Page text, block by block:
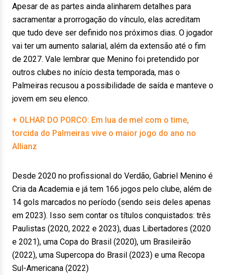
Apesar de as partes ainda alinharem detalhes para
sacramentar a prorrogação do vínculo, elas acreditam
que tudo deve ser definido nos próximos dias. O jogador
vai ter um aumento salarial, além da extensão até o fim
de 2027. Vale lembrar que Menino foi pretendido por
outros clubes no início desta temporada, mas o
Palmeiras recusou a possibilidade de saída e manteve o
jovem em seu elenco.
+ OLHAR DO PORCO: Em lua de mel com o time,
torcida do Palmeiras vive o maior jogo do ano no
Allianz
Desde 2020 no profissional do Verdão, Gabriel Menino é
Cria da Academia e já tem 166 jogos pelo clube, além de
14 gols marcados no período (sendo seis deles apenas
em 2023). Isso sem contar os títulos conquistados: três
Paulistas (2020, 2022 e 2023), duas Libertadores (2020
e 2021), uma Copa do Brasil (2020), um Brasileirão
(2022), uma Supercopa do Brasil (2023) e uma Recopa
Sul-Americana (2022)